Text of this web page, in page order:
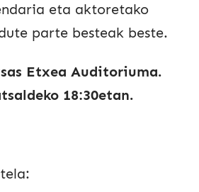
eta aktoretako
parte besteak beste.
Etxea Auditoriuma.
18:30etan.